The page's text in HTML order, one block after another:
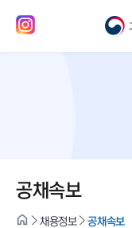
공채속보
채용정보 공채속보